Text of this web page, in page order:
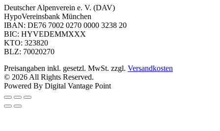
Deutscher Alpenverein e. V. (DAV)
HypoVereinsbank München
IBAN: DE76 7002 0270 0000 3238 20
BIC: HYVEDEMMXXX
KTO: 323820
BLZ: 70020270
Preisangaben inkl. gesetzl. MwSt. zzgl. Versandkosten
© 2026 All Rights Reserved.
Powered By Digital Vantage Point